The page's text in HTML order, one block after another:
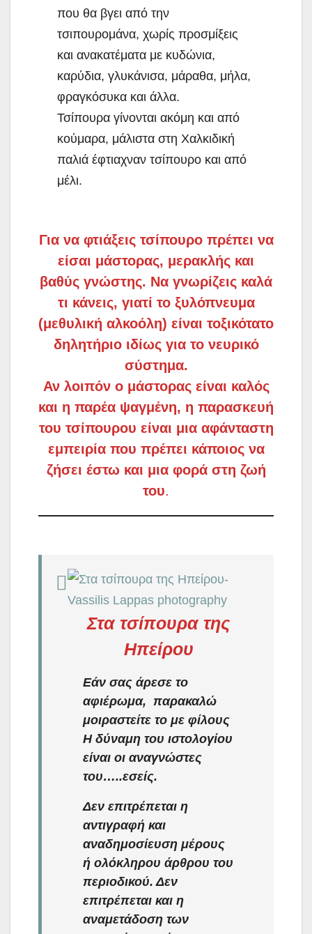
που θα βγει από την
τσιπουρομάνα, χωρίς προσμίξεις
και ανακατέματα με κυδώνια,
καρύδια, γλυκάνισα, μάραθα, μήλα,
φραγκόσυκα και άλλα.
Τσίπουρα γίνονται ακόμη και από
κούμαρα, μάλιστα στη Χαλκιδική
παλιά έφτιαχναν τσίπουρο και από
μέλι.
Για να φτιάξεις τσίπουρο πρέπει να
είσαι μάστορας, μερακλής και
βαθύς γνώστης. Να γνωρίζεις καλά
τι κάνεις, γιατί το ξυλόπνευμα
(μεθυλική αλκοόλη) είναι τοξικότατο
δηλητήριο ιδίως για το νευρικό
σύστημα.
Αν λοιπόν ο μάστορας είναι καλός
και η παρέα ψαγμένη, η παρασκευή
του τσίπουρου είναι μια αφάνταστη
εμπειρία που πρέπει κάποιος να
ζήσει έστω και μια φορά στη ζωή
του.
Στα τσίπουρα της
Ηπείρου
Εάν σας άρεσε το
αφιέρωμα, παρακαλώ
μοιραστείτε το με φίλους
Η δύναμη του ιστολογίου
είναι οι αναγνώστες
του…..εσείς.
Δεν επιτρέπεται η
αντιγραφή και
αναδημοσίευση μέρους
ή ολόκληρου άρθρου του
περιοδικού. Δεν
επιτρέπεται και η
αναμετάδοση των